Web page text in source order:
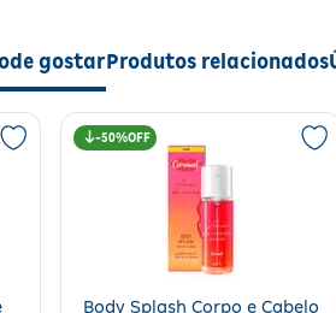
gostarProdutos relacionados
50%
Body Splash Corpo e Cabelo